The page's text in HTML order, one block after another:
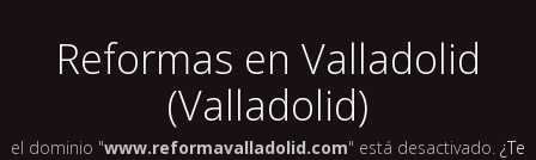
Reformas en Valladolid
(Valladolid)
el dominio "www.reformavalladolid.com" está desactivado. ¿Te